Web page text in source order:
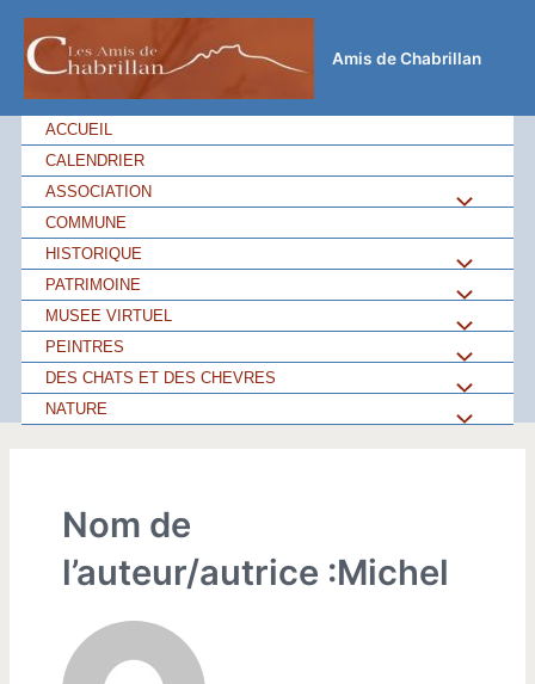
contenu
Amis de Chabrillan
ACCUEIL
CALENDRIER
ASSOCIATION
Menu
COMMUNE
HISTORIQUE
Menu
PATRIMOINE
Menu
MUSEE VIRTUEL
Menu
PEINTRES
DES CHATS ET DES CHEVRES
NATURE
Nom de
l’auteur/autrice :Michel